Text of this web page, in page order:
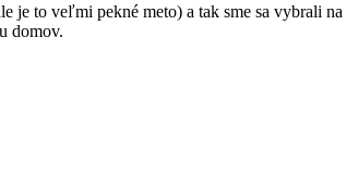
je to veľmi pekné meto) a tak sme sa vybrali na
domov.